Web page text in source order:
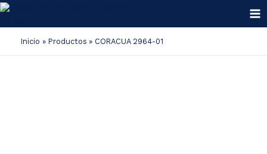
Ir
contenido
Inicio Productos CORACUA 2964-01